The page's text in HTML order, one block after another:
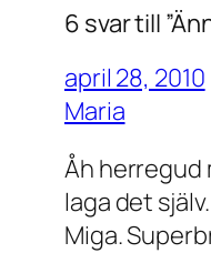
6 svar till
april 28, 2010
Maria
Åh herregud
laga det
Miga.